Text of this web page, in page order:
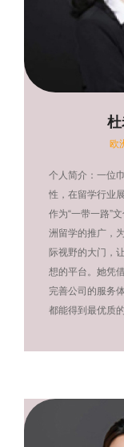
欧
个人简介：一位
性，在留学行业
作为“一带一路”
洲留学的推广，
际视野的大门，
想的平台。她凭
完善公司的服务
都能得到最优质